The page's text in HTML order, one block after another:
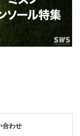
合わせ